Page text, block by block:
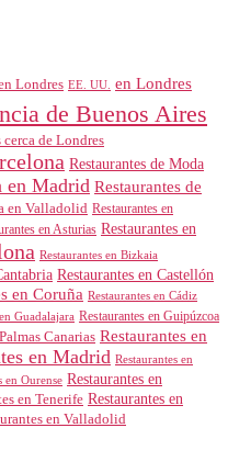
Londres EE. UU. en Londres
de Buenos Aires
cerca de Londres
Restaurantes de Moda
en Madrid Restaurantes de
en Valladolid Restaurantes en
en Asturias Restaurantes en
Restaurantes en Bizkaia
Restaurantes en Castellón
en Coruña Restaurantes en Cádiz
Guadalajara Restaurantes en Guipúzcoa
Canarias Restaurantes en
en Madrid Restaurantes en
en Ourense Restaurantes en
en Tenerife Restaurantes en
en Valladolid